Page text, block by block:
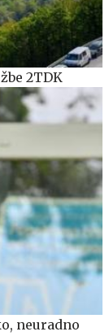
2TDK
neuradno